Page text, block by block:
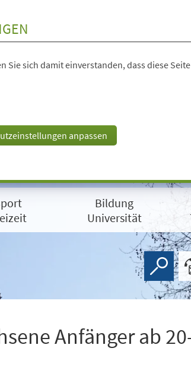
Sie sich damit einverstanden, dass diese Seite
anpassen
Bildung
Universität
Anfänger ab